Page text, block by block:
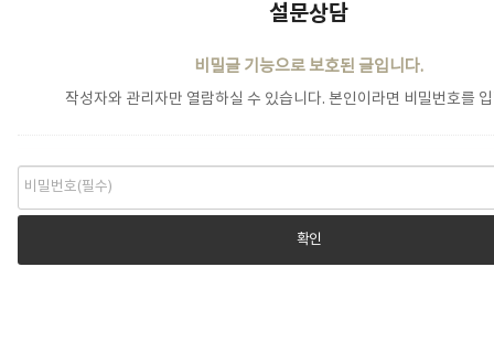
설문상담
비밀글 기능으로 보호된 글입니다.
작성자와 관리자만 열람하실 수 있습니다. 본인이라면 비밀번호를